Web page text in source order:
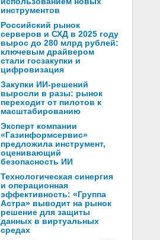
инструментов
Российский рынок
серверов и СХД в 2025 году
вырос до 280 млрд рублей:
ключевым драйвером
стали госзакупки и
цифровизация
Закупки ИИ-решений
выросли в разы: рынок
переходит от пилотов к
масштабированию
Эксперт компании
«Газинформсервис»
предложила инструмент,
оценивающий
безопасность ИИ
Технологическая синергия
и операционная
эффективность: «Группа
Астра» выводит на рынок
решение для защиты
данных в виртуальных
средах